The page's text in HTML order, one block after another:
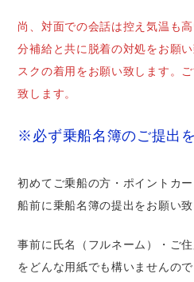
尚、対面での会話は控え気温も
分補給と共に脱着の対処をお願
スクの着用をお願い致します。
致します。
※必ず乗船名簿のご提出
初めてご乗船の方・ポイントカ
船前に乗船名簿の提出をお願い致
事前に氏名（フルネーム）・ご
をどんな用紙でも構いませんの